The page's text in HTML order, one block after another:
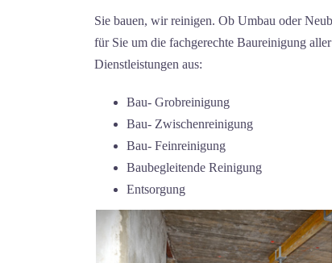
Sie bauen, wir reinigen. Ob Umbau oder
für Sie um die fachgerechte Baureinigung
Dienstleistungen aus:
Bau- Grobreinigung
Bau- Zwischenreinigung
Bau- Feinreinigung
Baubegleitende Reinigung
Entsorgung